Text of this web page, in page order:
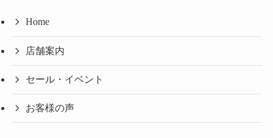
Home
店舗案内
セール・イベント
お客様の声